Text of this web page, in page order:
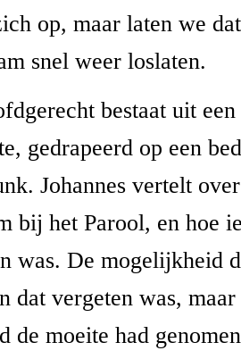
op, maar laten we
snel weer loslaten.
bestaat uit
gedrapeerd op een
Johannes vertelt
bij het Parool, en hoe
was. De mogelijkheid
dat vergeten was,
de moeite had